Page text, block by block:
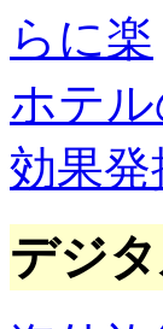
らに楽
ホテ
効果発
デジ